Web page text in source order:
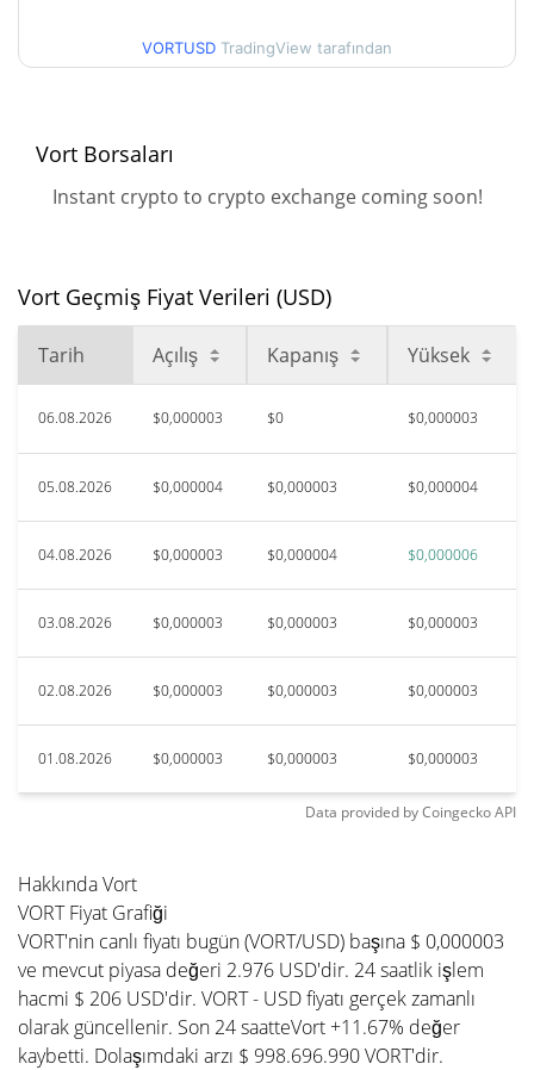
52 Hafta Düşük / 52 Hafta
$0,0000024704129 /
Tüm Zamanlar Yüksek
VORTUSD TradingView tarafından
Vort Borsaları
Instant crypto to crypto exchange coming soon!
Vort Geçmiş Fiyat Verileri (USD)
Tarih Açılış Kapanış Yüksek
06.08.2026 $0,000003 $0 $0,000003
05.08.2026 $0,000004 $0,000003 $0,000004
04.08.2026 $0,000003 $0,000004 $0,000006
03.08.2026 $0,000003 $0,000003 $0,000003
02.08.2026 $0,000003 $0,000003 $0,000003
01.08.2026 $0,000003 $0,000003 $0,000003
Data provided byCoingeckoAPI
Hakkında Vort
VORT Fiyat Grafiği
VORT'nin canlı fiyatı bugün (VORT/USD) başına $ 0,000003
ve mevcut piyasa değeri 2.976 USD'dir. 24 saatlik işlem
hacmi $ 206 USD'dir. VORT - USD fiyatı gerçek zamanlı
olarak güncellenir. Son 24 saatteVort +11.67% değer
kaybetti. Dolaşımdaki arzı $ 998.696.990 VORT'dir.